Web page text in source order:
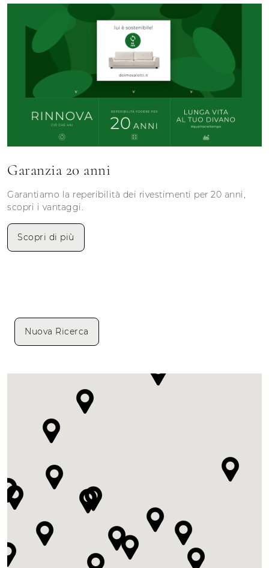
Garanzia 20 anni
Garantiamo la reperibilità dei rivestimenti per 20 anni,
scopri i vantaggi.
Scopri di più
Nuova Ricerca